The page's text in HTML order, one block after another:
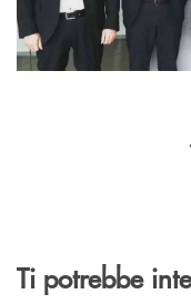
Ti potrebbe